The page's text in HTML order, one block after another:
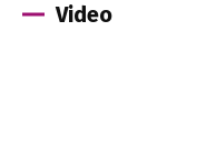
Video